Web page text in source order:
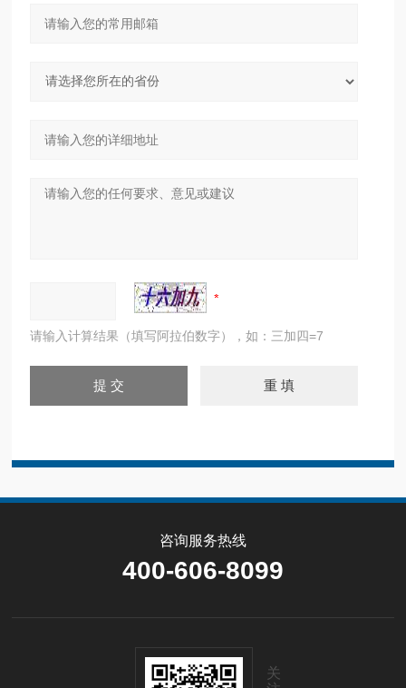
请输入计算结果（填写阿拉伯数字），如：三加四=7
咨询服务热线
400-606-8099
关